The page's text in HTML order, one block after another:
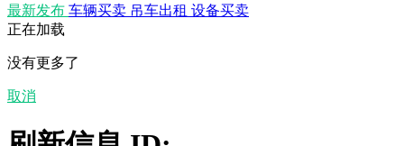
最新发布 车辆买卖 吊车出租 设备买卖
正在加载
没有更多了
取消